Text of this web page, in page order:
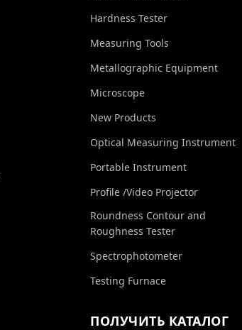
Hardness Tester
Measuring Tools
Metallographic Equipment
Microscope
New Products
Optical Measuring Instrument
Portable Instrument
Profile /Video Projector
Roundness Contour and
Roughness Tester
Spectrophotometer
Testing Furnace
ПОЛУЧИТЬ КАТАЛОГ